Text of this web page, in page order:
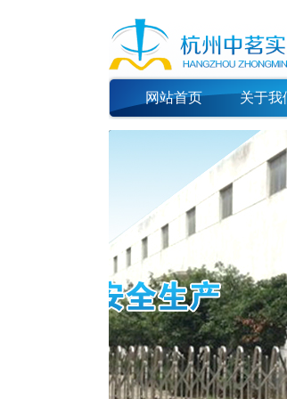
网站首页 关于我